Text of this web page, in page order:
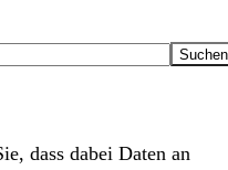
dass dabei Daten an